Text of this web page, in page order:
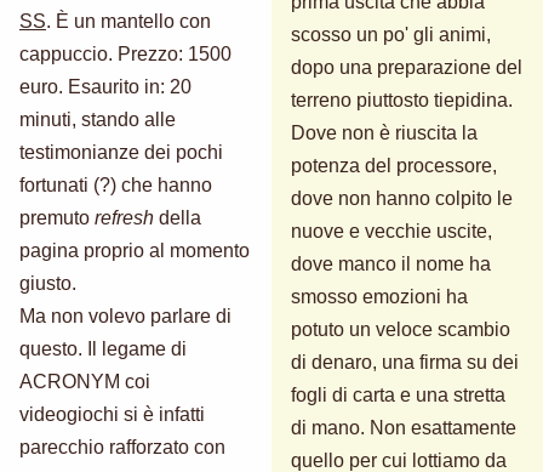
SS. È un mantello con
cappuccio. Prezzo: 1500
euro. Esaurito in: 20
minuti, stando alle
testimonianze dei pochi
fortunati (?) che hanno
premuto refresh della
pagina proprio al momento
giusto.
Ma non volevo parlare di
questo. Il legame di
ACRONYM coi
videogiochi si è infatti
parecchio rafforzato con
scosso un po' gli animi,
dopo una preparazione del
terreno piuttosto tiepidina.
Dove non è riuscita la
potenza del processore,
dove non hanno colpito le
nuove e vecchie uscite,
dove manco il nome ha
smosso emozioni ha
potuto un veloce scambio
di denaro, una firma su dei
fogli di carta e una stretta
di mano. Non esattamente
quello per cui lottiamo da